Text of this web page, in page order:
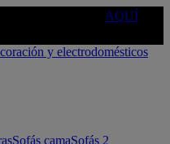
AQUÍ
Sofás camaSofás 2